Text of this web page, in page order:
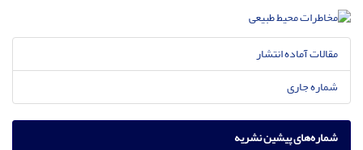
مقالات آماده انتشار
شماره جاری
شماره‌های پیشین نشریه